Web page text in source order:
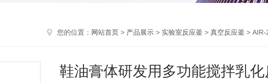
您的位置： 网站首页 > 产品展示 > 实验室反应釜 > 真空反应釜 > AIR-
鞋油膏体研发用多功能搅拌乳化